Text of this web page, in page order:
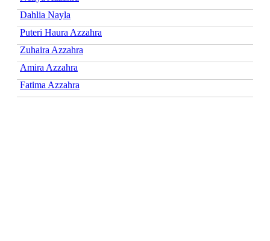
Dahlia Nayla
Puteri Haura Azzahra
Zuhaira Azzahra
Amira Azzahra
Fatima Azzahra